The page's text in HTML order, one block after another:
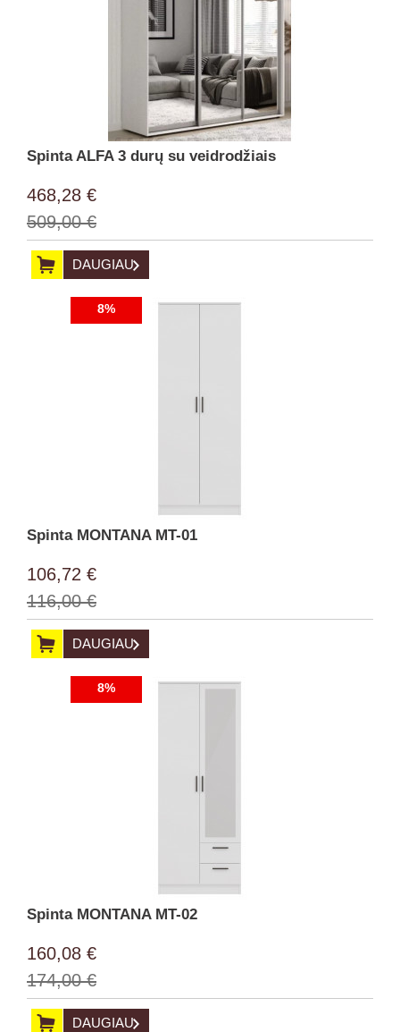
Spinta ALFA 3 durų su veidrodžiais
468,28 €
509,00 €
DAUGIAU
8%
Spinta MONTANA MT-01
106,72 €
116,00 €
DAUGIAU
8%
Spinta MONTANA MT-02
160,08 €
174,00 €
DAUGIAU